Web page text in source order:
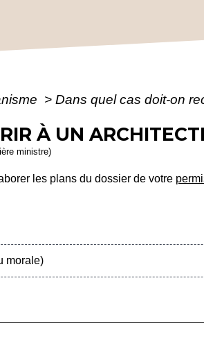
> Dans quel cas doit-on
À UN
ministre)
les plans du dossier de votre
morale)